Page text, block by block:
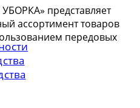
представляет
ассортимент товаров
передовых